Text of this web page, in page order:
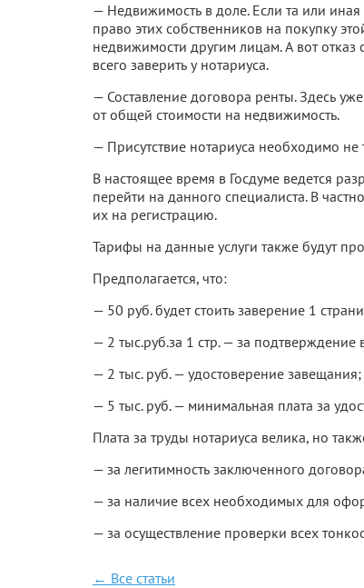
— Недвижимость в доле. Если та или иная
право этих собственников на покупку
недвижимости другим лицам. А вот
всего заверить у нотариуса.
— Составление договора ренты. Здесь
от общей стоимости на недвижимость.
— Присутствие нотариуса необходимо
В настоящее время в Госдуме ведется
перейти на данного специалиста. В
их на регистрацию.
Тарифы на данные услуги также будут
Предполагается, что:
— 50 руб. будет стоить заверение 1
— 2 тыс.руб.за 1 стр. — за подтверждение
— 2 тыс. руб. — удостоверение завещания;
— 5 тыс. руб. — минимальная плата за
Плата за труды нотариуса велика, но
— за легитимность заключенного
— за наличие всех необходимых для
— за осуществление проверки всех
← Все статьи